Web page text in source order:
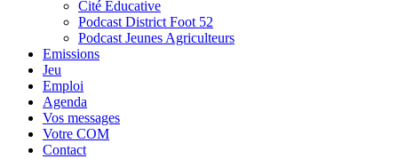
Cité Éducative
Podcast District Foot 52
Podcast Jeunes Agriculteurs
Emissions
Jeu
Emploi
Agenda
Vos messages
Votre COM
Contact